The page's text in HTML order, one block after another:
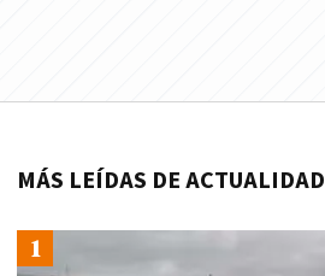
MÁS LEÍDAS DE ACTUALIDAD